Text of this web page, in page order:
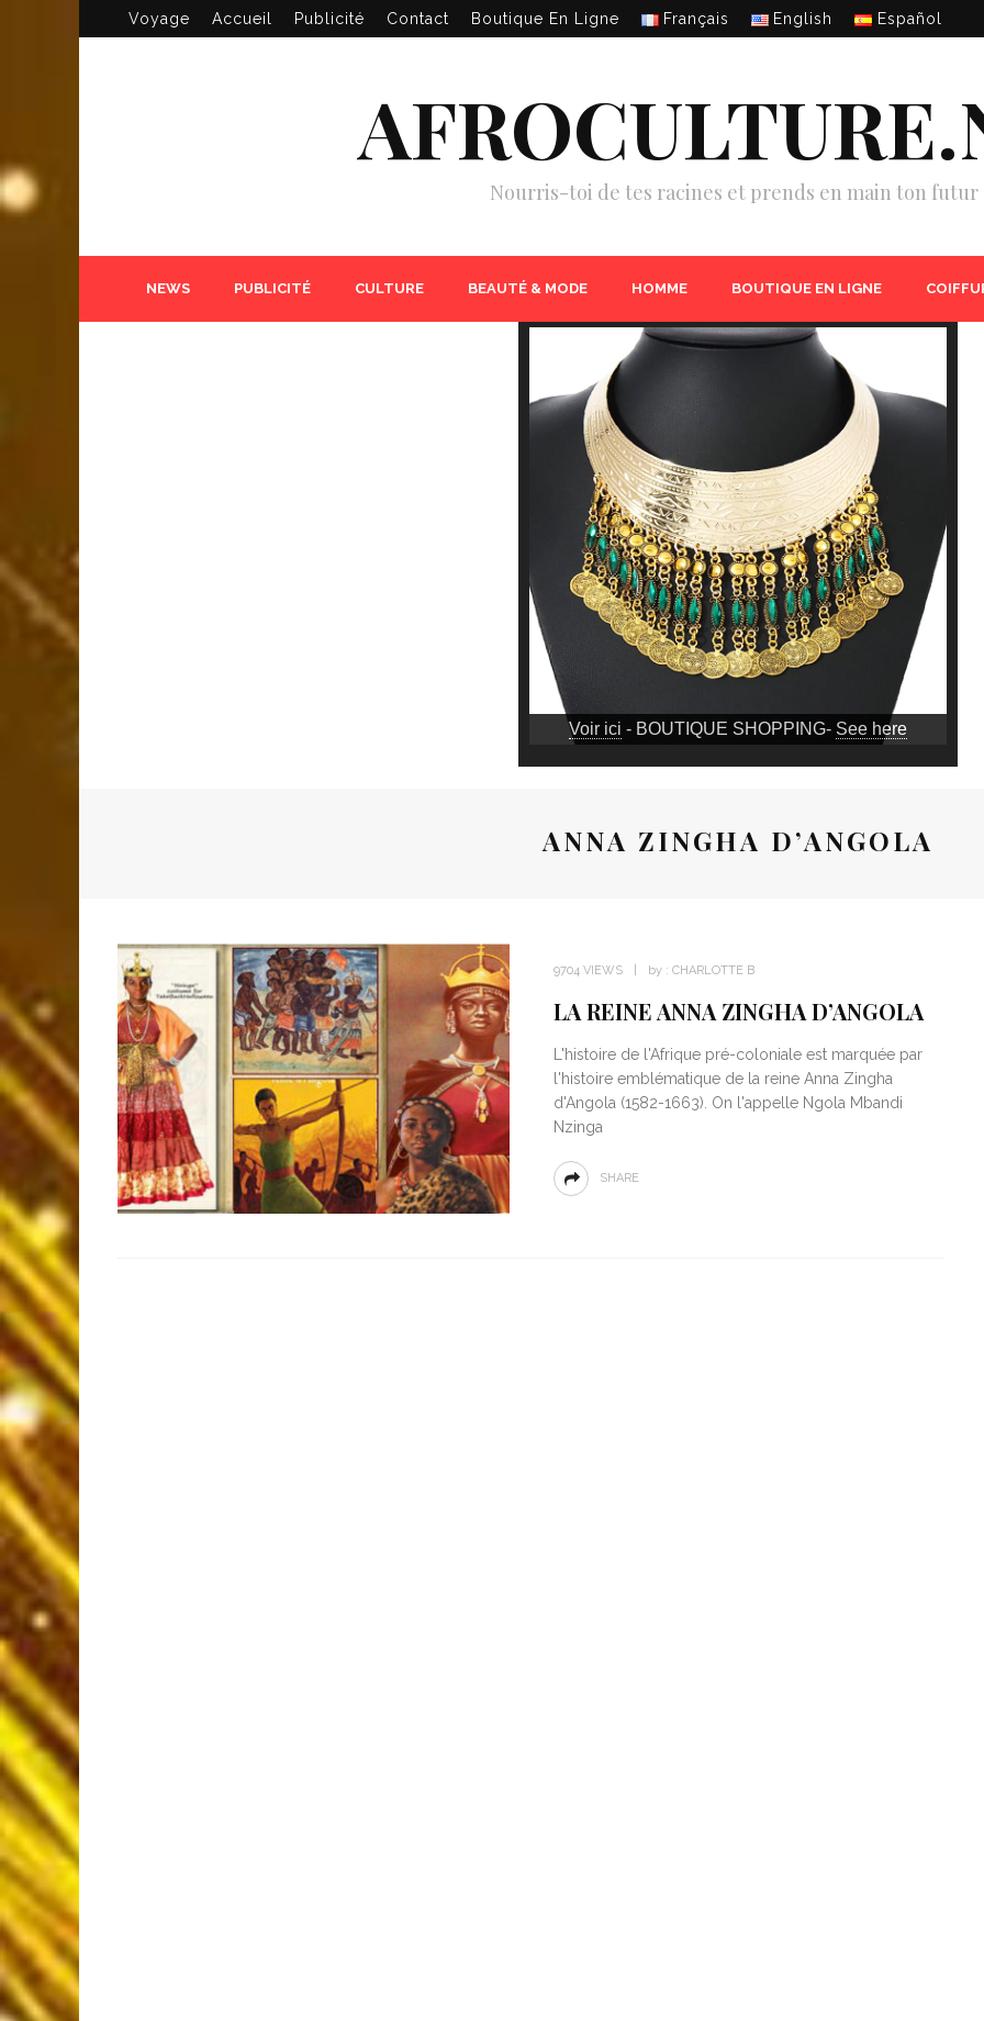
Voyage Accueil Publicité Contact Boutique En Ligne Français English Español
Nourris-toi de tes racines et prends en main ton futur
NEWS PUBLICITÉ CULTURE BEAUTÉ & MODE HOMME BOUTIQUE EN LIGNE
Voir ici - BOUTIQUE SHOPPING- See here
ANNA ZINGHA D’ANGOLA
9704 VIEWS by : CHARLOTTE B
LA REINE ANNA ZINGHA D’ANGOLA
L'histoire de l'Afrique pré-coloniale est marquée par
l'histoire emblématique de la reine Anna Zingha
d'Angola (1582-1663). On l'appelle Ngola Mbandi
Nzinga
SHARE